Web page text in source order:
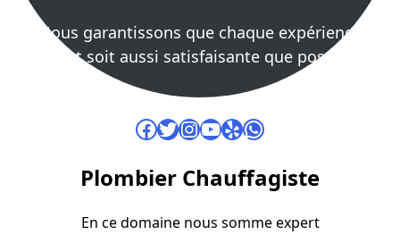
Nous garantissons que chaque expérience
client soit aussi satisfaisante que possible
Facebook
Twitter
Instagram
YouTube
YelpWhatsApp
Plombier Chauffagiste
En ce domaine nous somme expert